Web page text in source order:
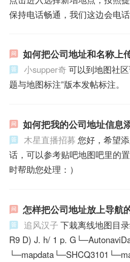
保持电话畅通，我们这边会电话
如何把公司地址和名称上
小supper奇可以到地图社
题与地图标注”版本发帖标注。
如何把我的公司地址信息
木星直播招募 您好，希望
话，可以参考贴吧地图吧里的
时帮助您处理：）
怎样把公司地址放上导航
追风汉子 下栽离线地图目
R9 D) J. h/ 1 p.